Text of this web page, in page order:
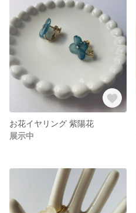
お花イヤリング 紫陽花
展示中